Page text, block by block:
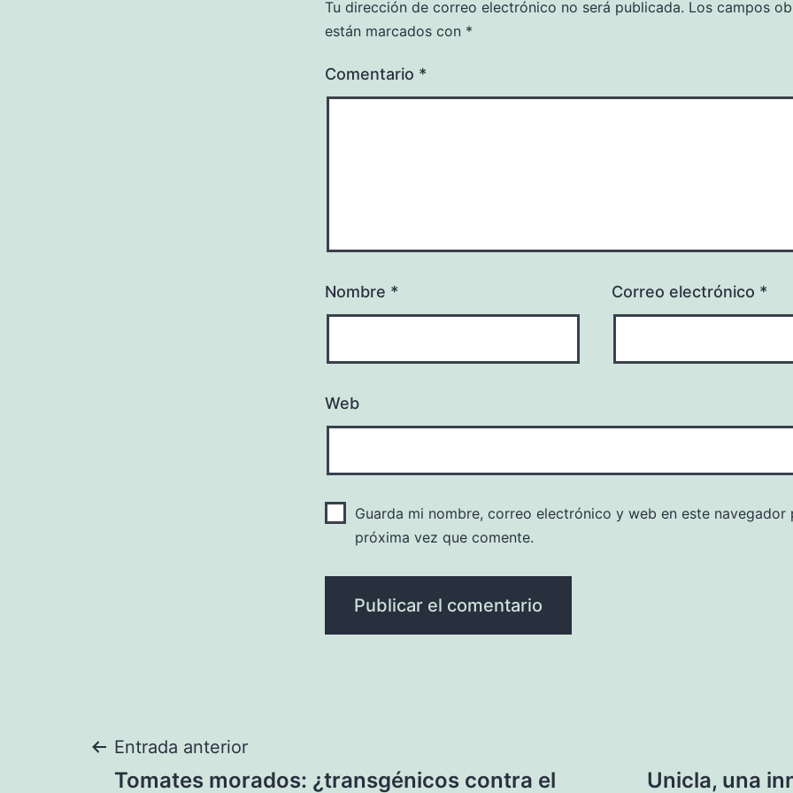
Tu dirección de correo electrónico no será publicada. Los campos
están marcados con *
Comentario *
Nombre * Correo electrónico *
Web
Guarda mi nombre, correo electrónico y web en este navegador
próxima vez que comente.
Navegación
Entrada anterior
Tomates morados: ¿transgénicos contra el Unicla, una